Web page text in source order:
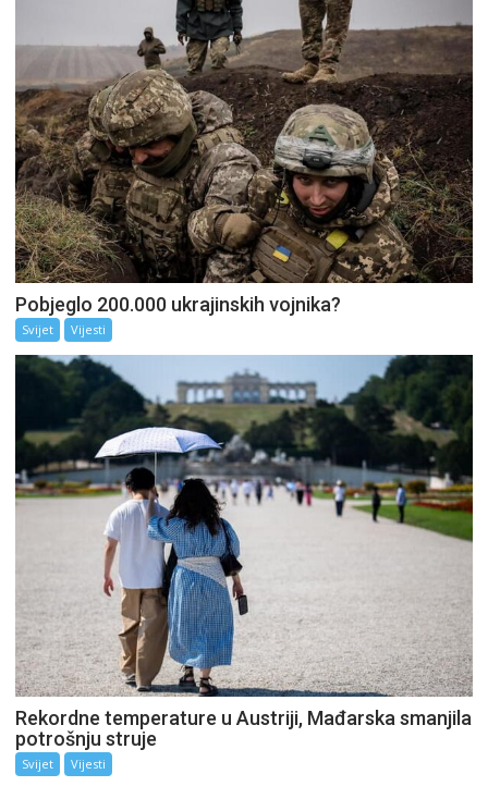
Pobjeglo 200.000 ukrajinskih vojnika?
Svijet Vijesti
Rekordne temperature u Austriji, Mađarska smanjila
potrošnju struje
Svijet Vijesti